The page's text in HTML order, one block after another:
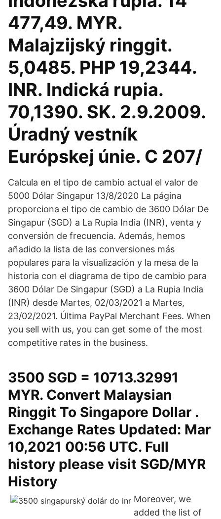
477,49. MYR.
Malajzijský ringgit.
5,0485. PHP 19,2344.
INR. Indická rupia.
70,1390. SK. 2.9.2009.
Úradný vestník
Európskej únie. C 207/
Calcula en el tipo de cambio actual el valor de
5000 Dólar Singapur 13/8/2020 La página
proporciona el tipo de cambio de 3600 Dólar De
Singapur (SGD) a La Rupia India (INR), venta y
conversión de frecuencia. Además, hemos
añadido la lista de las conversiones más
populares para la visualización y la mesa de la
historia con el diagrama de tipo de cambio para
3600 Dólar De Singapur (SGD) a La Rupia India
(INR) desde Martes, 02/03/2021 a Martes,
23/02/2021. Última PayPal Merchant Fees. When
you sell with us, you can get some of the most
competitive rates in the business.
3500 SGD = 10713.32991
MYR. Convert Malaysian
Ringgit To Singapore Dollar .
Exchange Rates Updated: Mar
10,2021 00:56 UTC. Full
history please visit SGD/MYR
History
Moreover, we
added the list of